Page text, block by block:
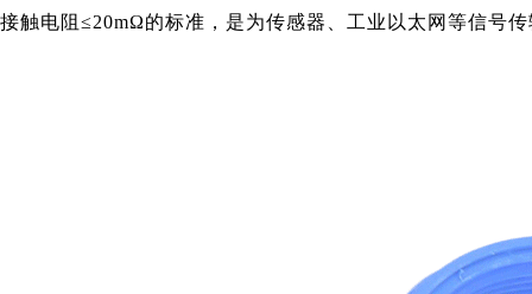
接触电阻≤20mΩ的标准，是为传感器、工业以太网等信号